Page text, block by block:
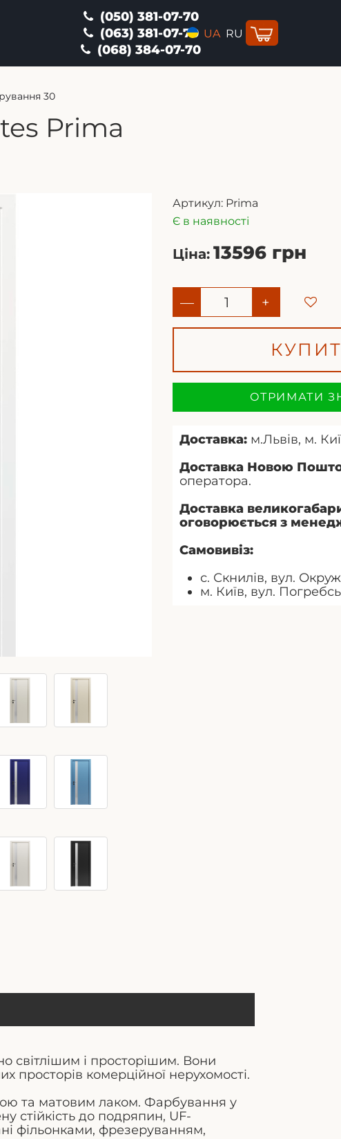
(050) 381-07-70
(063) 381-07-70
(068) 384-07-70
UA RU
30
Prima
Артикул: Prima
Є в наявності
Ціна: 13596 грн
— +
ОТРИМАТИ
Доставка: м.Львів, м.
Доставка Новою
оператора.
Доставка
оговорюється з
Самовивіз:
с. Скнилів, вул.
м. Київ, вул.
світлішим і просторішим. Вони
просторів комерційної нерухомості.
та матовим лаком. Фарбування у
стійкість до подряпин, UF-
фільонками, фрезеруванням,